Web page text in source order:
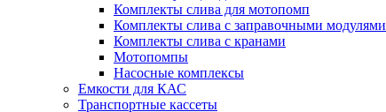
Комплекты слива для мотопомп
Комплекты слива с заправочными модулями
Комплекты слива с кранами
Мотопомпы
Насосные комплексы
Емкости для КАС
Транспортные кассеты